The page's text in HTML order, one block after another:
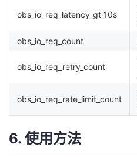
obs_io_req_latency_gt_10s
obs_io_req_count
obs_io_req_retry_count
obs_io_req_rate_limit_count
6. 使用方法